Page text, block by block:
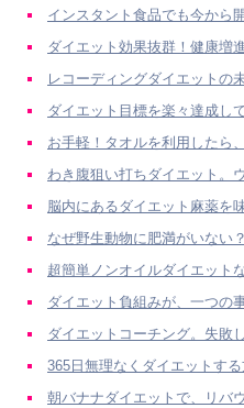
インスタント食品でも今から
ダイエット効果抜群！健康増
レコーディングダイエットの
ダイエット目標を楽々達成し
お手軽！タオルを利用したら
わき腹狙い打ちダイエット。
脳内にあるダイエット麻薬を
なぜ野生動物に肥満がいない
超簡単ノンオイルダイエット
ダイエット負組みが、一つの
ダイエットコーチング。失敗
365日無理なくダイエットす
朝バナナダイエットで、リバ